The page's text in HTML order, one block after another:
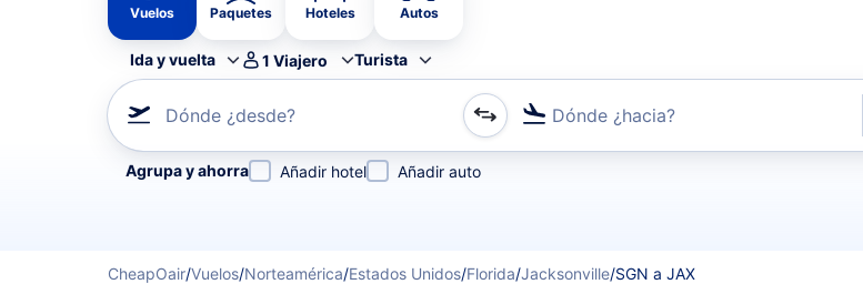
Vuelos Paquetes Hoteles Autos
Ida y vuelta 1 Viajero Turista
Dónde ¿desde? Dónde ¿hacia?
Refina tu búsqueda por aerolínea, por ciudad o aeropuerto o por vuelos directos
Agrupa y ahorra Añadir hotel Añadir auto
CheapOair/Vuelos/Norteamérica/Estados Unidos/Florida/Jacksonville/SGN a JAX